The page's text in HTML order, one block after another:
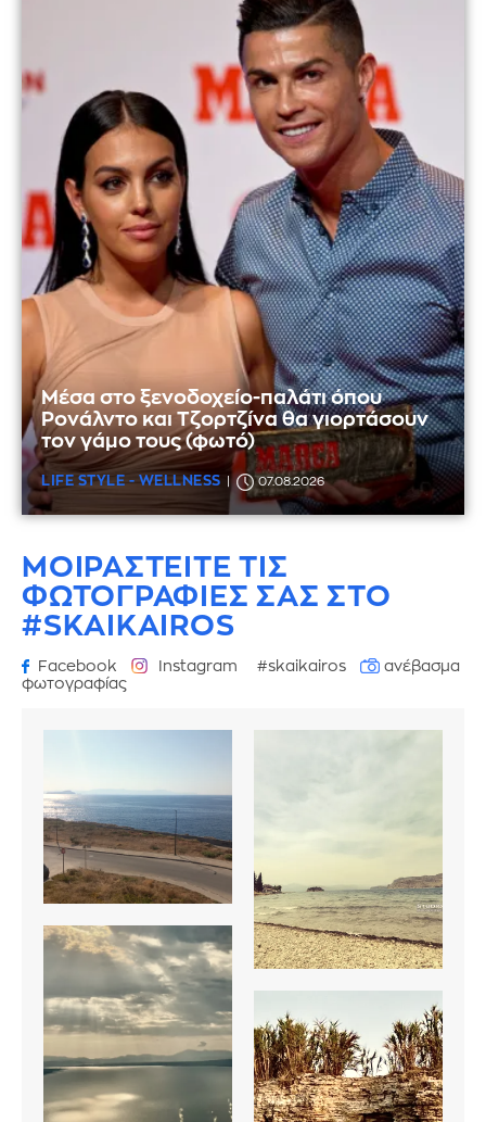
Μέσα στο ξενοδοχείο-παλάτι όπου
Ρονάλντο και Τζορτζίνα θα γιορτάσουν
τον γάμο τους (φωτό)
LIFE STYLE - WELLNESS 07.08.2026
ΜΟΙΡΑΣΤΕΙΤΕ ΤΙΣ
ΦΩΤΟΓΡΑΦΙΕΣ ΣΑΣ ΣΤΟ
#SKAIKAIROS
Facebook Instagram #skaikairos
ανέβασμα
φωτογραφίας